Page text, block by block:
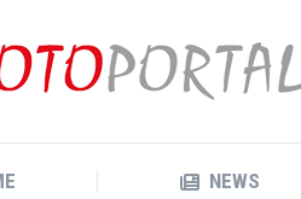
NEWS
NEWS